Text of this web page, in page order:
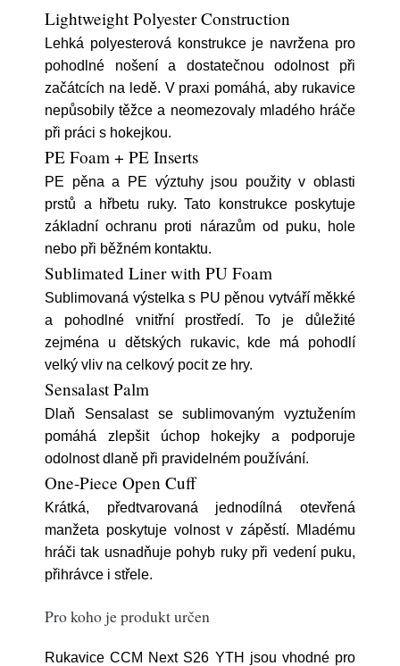
Lightweight Polyester Construction
Lehká polyesterová konstrukce je navržena pro
pohodlné nošení a dostatečnou odolnost při
začátcích na ledě. V praxi pomáhá, aby rukavice
nepůsobily těžce a neomezovaly mladého hráče
při práci s hokejkou.
PE Foam + PE Inserts
PE pěna a PE výztuhy jsou použity v oblasti
prstů a hřbetu ruky. Tato konstrukce poskytuje
základní ochranu proti nárazům od puku, hole
nebo při běžném kontaktu.
Sublimated Liner with PU Foam
Sublimovaná výstelka s PU pěnou vytváří měkké
a pohodlné vnitřní prostředí. To je důležité
zejména u dětských rukavic, kde má pohodlí
velký vliv na celkový pocit ze hry.
Sensalast Palm
Dlaň Sensalast se sublimovaným vyztužením
pomáhá zlepšit úchop hokejky a podporuje
odolnost dlaně při pravidelném používání.
One-Piece Open Cuff
Krátká, předtvarovaná jednodílná otevřená
manžeta poskytuje volnost v zápěstí. Mladému
hráči tak usnadňuje pohyb ruky při vedení puku,
přihrávce i střele.
Pro koho je produkt určen
Rukavice CCM Next S26 YTH jsou vhodné pro